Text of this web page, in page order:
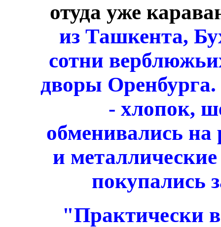
отуда уже
из Ташкента,
сотни
дворы Оренбурга.
- хлопок,
обменивались на
и
покупались
"Практически